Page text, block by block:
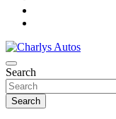
Charlys Autos
Das neue Automagazin
Search
Search